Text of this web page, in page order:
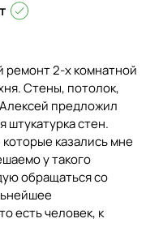
ремонт 2-х комнатной
Стены, потолок,
предложил
стен.
казались мне
у такого
обращаться со
есть человек, к